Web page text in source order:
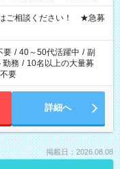
う少し遅い時間から始めた
たします。 ※未経験
仕事を経験いただき、 お
が
。
ご相談ください！ ★急募
要 / 40～50代活躍中 / 副
勤務 / 10名以上の大量募
要
詳細へ
掲載日：2026.08.08